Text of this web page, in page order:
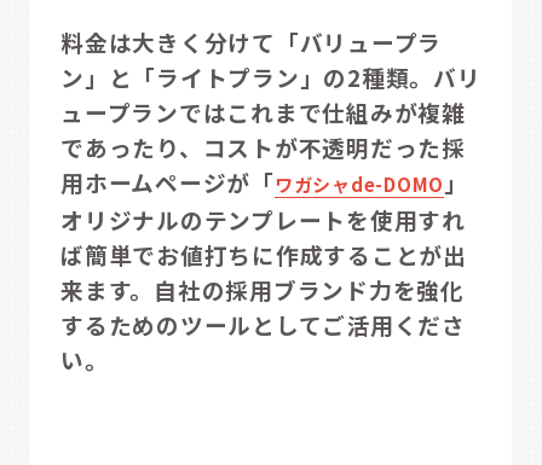
料金は大きく分けて「バリュープラ
ン」 と「ライトプラン」の2種類。バリ
ュープランではこれまで仕組みが複雑
であったり、コストが不透明だった採
用ホームページが「ワガシャde-DOMO 」
オリジナルのテンプレートを使用すれ
ば簡単でお値打ちに作成することが出
来ます。自社の採用ブランド力を強化
するためのツールとしてご活用くださ
い。